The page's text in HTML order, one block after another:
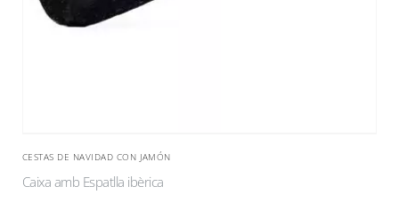
CESTAS DE NAVIDAD CON JAMÓN
Caixa amb Espatlla ibèrica